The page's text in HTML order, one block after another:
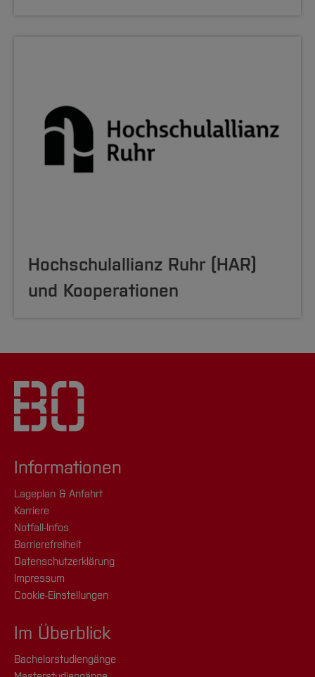
Hochschulallianz Ruhr (HAR)
und Kooperationen
Informationen
Lageplan & Anfahrt
Karriere
Notfall-Infos
Barrierefreiheit
Datenschutzerklärung
Impressum
Cookie-Einstellungen
Im Überblick
Bachelorstudiengänge